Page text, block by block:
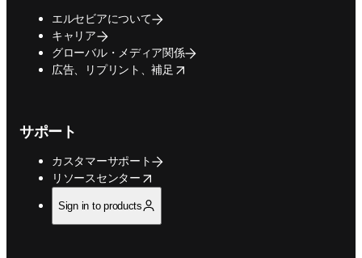
エルセビアについて
キャリア
グローバル・メディア関係
広告、リプリント、補足
opens in new tab/window
サポート
カスタマーサポート
リソースセンター
opens in new tab/window
Sign in to products